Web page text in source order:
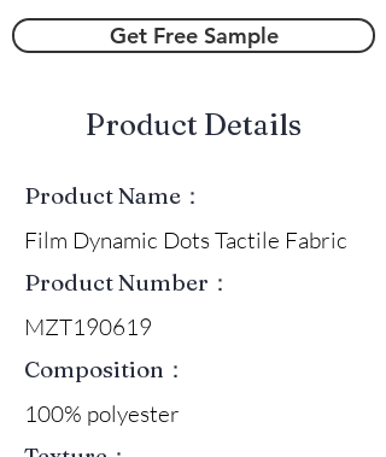
Get Free Sample
​Product Details
Product Name：
Film Dynamic Dots Tactile Fabric
Product Number：
MZT190619
Composition：
100% polyester